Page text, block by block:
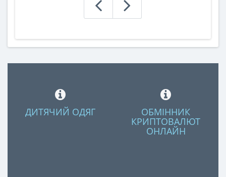
ДИТЯЧИЙ ОДЯГ ОБМІННИК
КРИПТОВАЛЮТ
ОНЛАЙН